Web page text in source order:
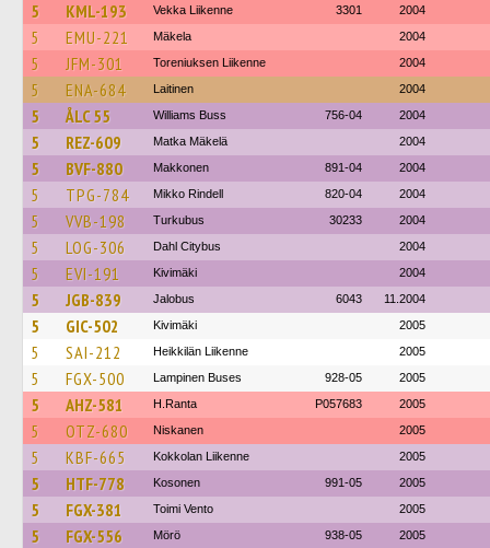
5 KML-193 Vekka Liikenne 3301 2004
5 EMU-221 Mäkela 2004
5 JFM-301 Toreniuksen Liikenne 2004
5 ENA-684 Laitinen 2004
5 ÅLC 55 Williams Buss 756-04 2004
5 REZ-609 Matka Mäkelä 2004
5 BVF-880 Makkonen 891-04 2004
5 TPG-784 Mikko Rindell 820-04 2004
5 VVB-198 Turkubus 30233 2004
5 LOG-306 Dahl Citybus 2004
5 EVI-191 Kivimäki 2004
5 JGB-839 Jalobus 6043 11.2004
5 GIC-502 Kivimäki 2005
5 SAI-212 Heikkilän Liikenne 2005
5 FGX-500 Lampinen Buses 928-05 2005
5 AHZ-581 H.Ranta P057683 2005
5 OTZ-680 Niskanen 2005
5 KBF-665 Kokkolan Liikenne 2005
5 HTF-778 Kosonen 991-05 2005
5 FGX-381 Toimi Vento 2005
5 FGX-556 Mörö 938-05 2005